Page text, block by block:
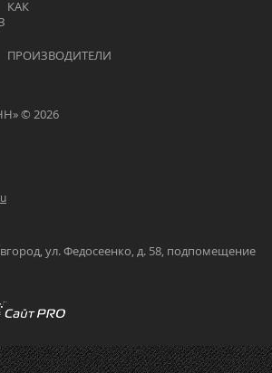
© 2026
ул. Федосеенко, д. 58, подпомещение